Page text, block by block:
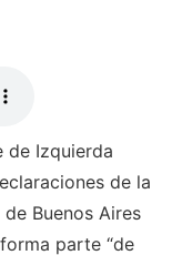
de Izquierda
de la
Buenos Aires
parte “de